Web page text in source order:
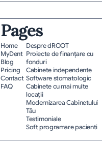
Pages
Home
MyDent
Blog
Pricing
Contact
FAQ
Despre dROOT
Proiecte de finanțare cu
fonduri
Cabinete independente
Software stomatologic
Cabinete cu mai multe
locații
Modernizarea Cabinetului
Tău
Testimoniale
Soft programare pacienti